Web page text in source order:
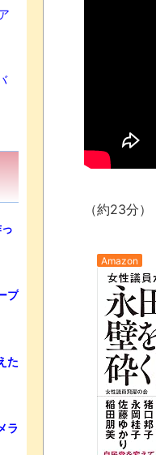
「
ナ
ま
全
見
Powered
（約23分）
Amazon
プ
た
ラ